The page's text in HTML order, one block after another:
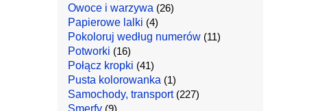
Owoce i warzywa (26)
Papierowe lalki (4)
Pokoloruj według numerów(11)
Potworki (16)
Połącz kropki (41)
Pusta kolorowanka (1)
Samochody, transport(227)
Smerfy(9)